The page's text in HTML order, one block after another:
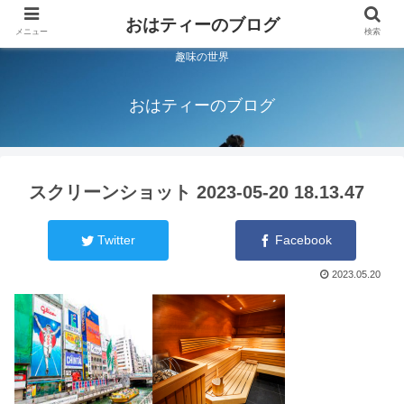
趣味の世界
おはティーのブログ
スクリーンショット 2023-05-20 18.13.47
Twitter Facebook
2023.05.20
メニュー おはティーのブログ 検索